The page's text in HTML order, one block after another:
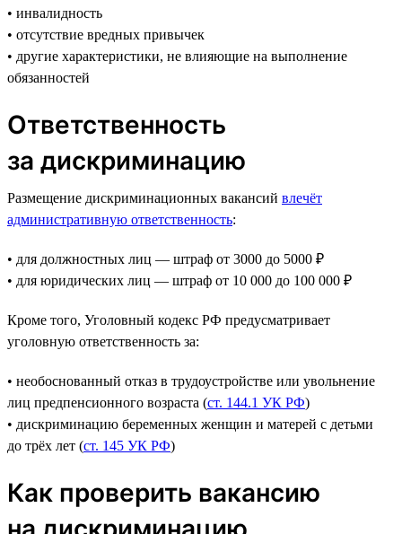
• инвалидность
• отсутствие вредных привычек
• другие характеристики, не влияющие на выполнение
обязанностей
Ответственность
за дискриминацию
Размещение дискриминационных вакансий влечёт
административную ответственность:
• для должностных лиц — штраф от 3000 до 5000 ₽
• для юридических лиц — штраф от 10 000 до 100 000 ₽
Кроме того, Уголовный кодекс РФ предусматривает
уголовную ответственность за:
• необоснованный отказ в трудоустройстве или увольнение
лиц предпенсионного возраста (ст. 144.1 УК РФ)
• дискриминацию беременных женщин и матерей с детьми
до трёх лет (ст. 145 УК РФ)
Как проверить вакансию